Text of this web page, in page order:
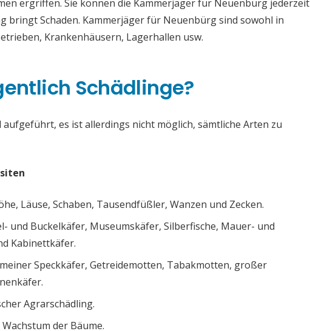
ergriffen. Sie können die Kammerjäger für Neuenbürg jederzeit
bringt Schaden. Kammerjäger für Neuenbürg sind sowohl in
Krankenhäusern, Lagerhallen usw.
Schädlinge?
aufgeführt, es ist allerdings nicht möglich, sämtliche Arten zu
Läuse, Schaben, Tausendfüßler, Wanzen und Zecken.
und Buckelkäfer, Museumskäfer, Silberfische, Mauer- und
Kabinettkäfer.
Speckkäfer, Getreidemotten, Tabakmotten, großer
Agrarschädling.
der Bäume.